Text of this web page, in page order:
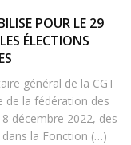
POUR LE 29
ÉLECTIONS
général de la CGT
de la fédération des
décembre 2022, des
la Fonction (…)